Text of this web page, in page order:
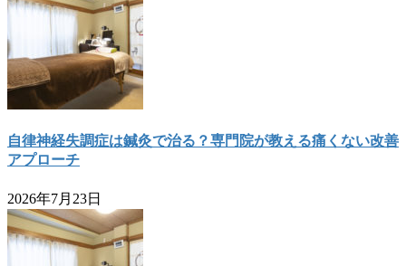
自律神経失調症は鍼灸で治る？専門院が教える痛くない改善
アプローチ
2026年7月23日